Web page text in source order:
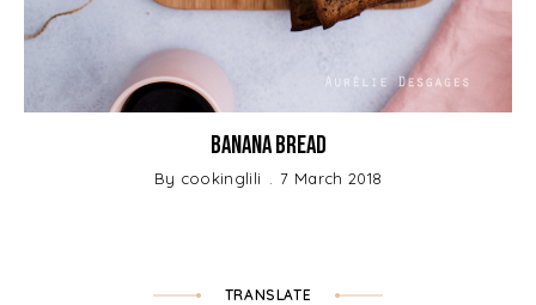
Banana Bread
By cookinglili 7 March 2018
TRANSLATE